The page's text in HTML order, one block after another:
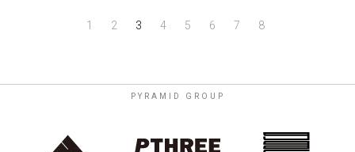
1 2 3 4 5 6 7 8
PYRAMID GROUP